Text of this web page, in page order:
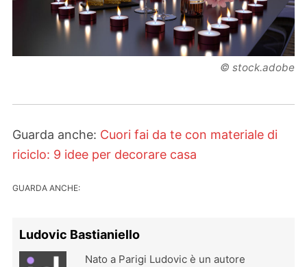
© stock.adobe
Guarda anche: Cuori fai da te con materiale di
riciclo: 9 idee per decorare casa
GUARDA ANCHE:
Ludovic Bastianiello
Nato a Parigi Ludovic è un autore